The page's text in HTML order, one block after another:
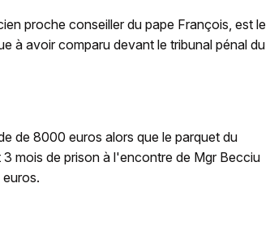
proche conseiller du pape François, est le
à avoir comparu devant le tribunal pénal du
de 8000 euros alors que le parquet du
mois de prison à l'encontre de Mgr Becciu